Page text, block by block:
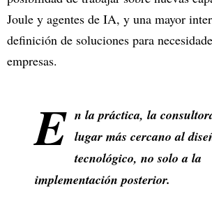
Joule y agentes de IA, y una mayor
definición de soluciones para
empresas.
E n la práctica, la
lugar más cercano al
tecnológico, no solo a la
implementación posterior.